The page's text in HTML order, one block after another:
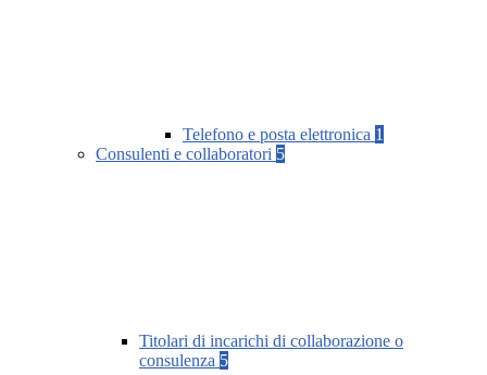
Telefono e posta elettronica 1
Consulenti e collaboratori 5
Titolari di incarichi di collaborazione o
consulenza 5